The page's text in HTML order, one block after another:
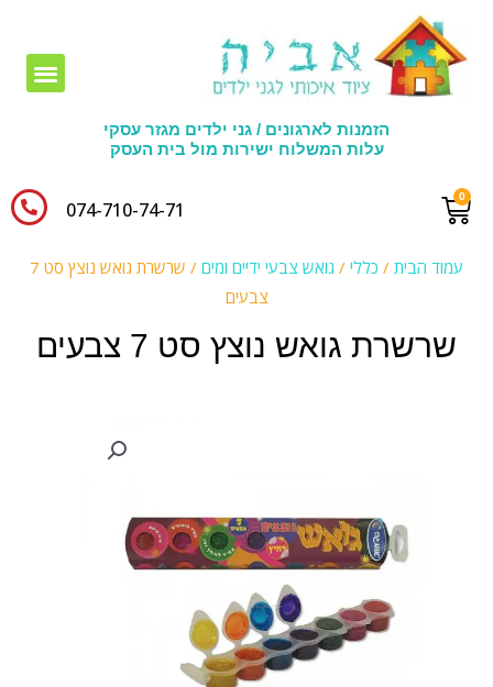
הזמנות לארגונים / גני ילדים מגזר עסקי
עלות המשלוח ישירות מול בית העסק
074-710-74-71​
עמוד הבית / כללי / גואש צבעי ידיים ומים
/ שרשרת גואש נוצץ סט 7
צבעים
שרשרת גואש נוצץ סט 7 צבעים